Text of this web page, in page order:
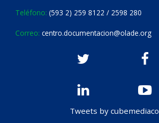
Teléfono: (593 2) 259 8122 / 2598 280
Correo: centro.documentacion@olade.org
Tweets by cubemediaco